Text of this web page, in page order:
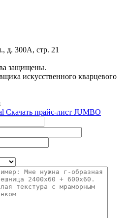
д. 300А, стр. 21
защищены.
искусственного кварцевого
Скачать прайс-лист JUMBO